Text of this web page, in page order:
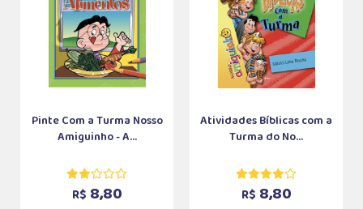
Pinte Com a Turma Nosso
Amiguinho - A...
R$ 8,80
Atividades Bíblicas com a
Turma do No...
R$ 8,80